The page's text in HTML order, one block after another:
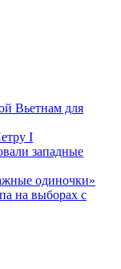
Вьетнам для
I
западные
одиночки»
на выборах с